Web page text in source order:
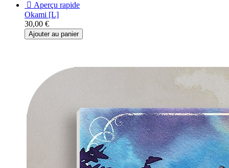
 Aperçu rapide
Okami [L]
30,00 €
Ajouter au panier